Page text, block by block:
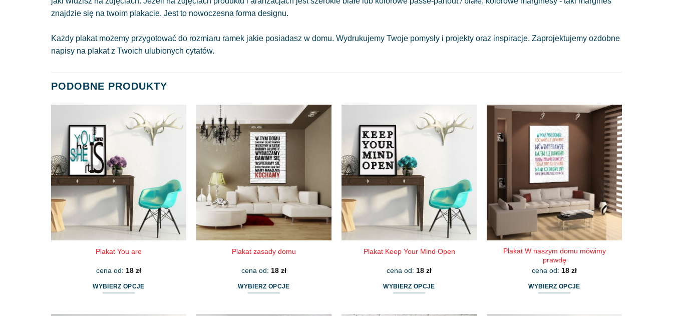
znajdzie się na twoim plakacie. Jest to nowoczesna forma designu.
Każdy plakat możemy przygotować do rozmiaru ramek jakie posiadasz w domu. Wydrukujemy Twoje pomysły i projekty oraz inspiracje. Zaprojektujemy ozdobne
napisy na plakat z Twoich ulubionych cytatów.
PODOBNE PRODUKTY
Plakat You are
cena od: 18 zł
WYBIERZ OPCJE
Plakat zasady domu
cena od: 18 zł
WYBIERZ OPCJE
Plakat Keep Your Mind Open
cena od: 18 zł
WYBIERZ OPCJE
Plakat W naszym domu mówimy
prawdę
cena od: 18 zł
WYBIERZ OPCJE